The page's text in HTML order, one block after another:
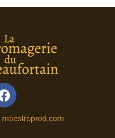
maestroprod.com